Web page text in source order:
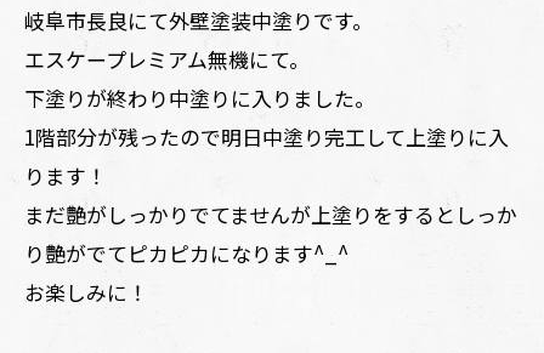
岐阜市長良にて外壁塗装中塗りです。
エスケープレミアム無機にて。
下塗りが終わり中塗りに入りました。
1階部分が残ったので明日中塗り完工して上塗りに入
ります！
まだ艶がしっかりでてませんが上塗りをするとしっか
り艶がでてピカピカになります^_^
お楽しみに！